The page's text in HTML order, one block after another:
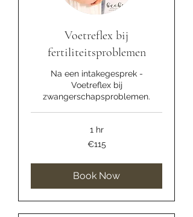
Voetreflex bij
fertiliteitsproblemen
Na een intakegesprek -
Voetreflex bij
zwangerschapsproblemen.
1 hr
€115
Book Now